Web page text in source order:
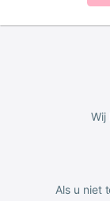
Wij
Als u niet